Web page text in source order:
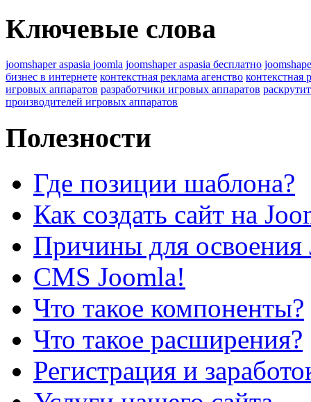
Ключевые слова
joomshaper aspasia joomla joomshaper aspasia бесплатно
бизнес в интернете контекстная реклама агенство контекстная
игровых аппаратов разработчики игровых аппаратов
производителей игровых аппаратов
Полезности
Где позиции шаблона?
Как создать сайт на
Причины для освоения
CMS Joomla!
Что такое компоненты?
Что такое расширения?
Регистрация и